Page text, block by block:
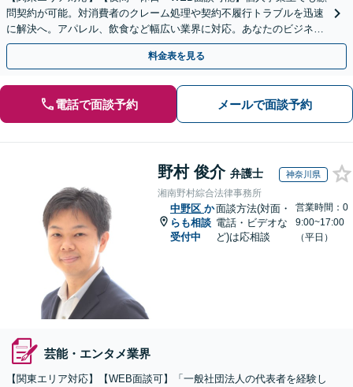
問契約が可能。対消費者のクレーム処理や契約不履行トラブルを迅速
に解決へ。アパレル、飲食など幅広い業界に対応。あなたのビジネス
の法的基盤を強固にサポートします。
料金表を見る
電話で面談予約 メールで面談予約
野村 俊介 弁護士 神奈川県
湘南野村綜合法律事務所
中野区 か
らも相談
受付中
面談方法(対面・
電話・ビデオな
ど)は応相談
営業時間：0
9:00~17:00
（平日）
芸能・エンタメ業界
【関東エリア対応】【WEB面談可】「一般社団法人の代表者を経験し